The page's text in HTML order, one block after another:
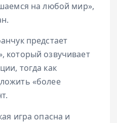
на любой мир»,
предстает
который озвучивает
тогда как
«более
игра опасна и